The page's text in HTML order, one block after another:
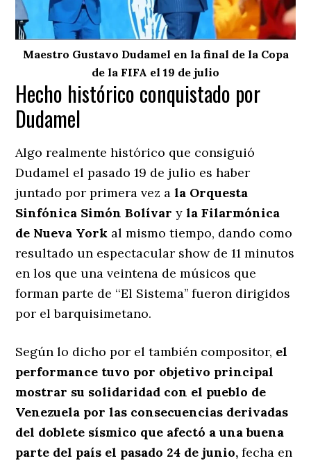
Maestro Gustavo Dudamel en la final de la Copa
de la FIFA el 19 de julio
Hecho histórico conquistado por
Dudamel
Algo realmente histórico que consiguió
Dudamel el pasado 19 de julio es haber
juntado por primera vez ala Orquesta
Sinfónica Simón Bolívar yla Filarmónica
de Nueva York al mismo tiempo, dando como
resultado un espectacular show de 11 minutos
en los que una veintena de músicos que
forman parte de ‘‘El Sistema’’ fueron dirigidos
por el barquisimetano.
Según lo dicho por el también compositor, el
performance tuvo por objetivo principal
mostrar su solidaridad con el pueblo de
Venezuela por las consecuencias derivadas
del doblete sísmico que afectó a una buena
parte del país el pasado 24 de junio,fecha en